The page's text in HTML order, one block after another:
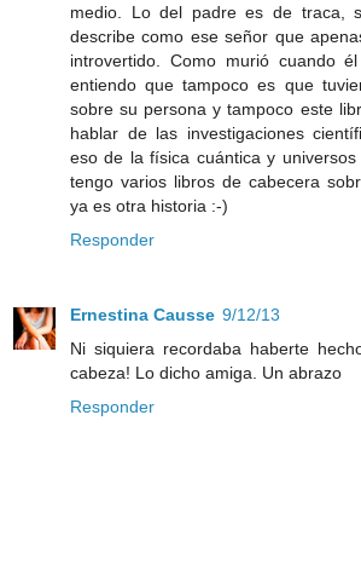
medio. Lo del padre es de traca,
describe como ese señor que
introvertido. Como murió cuando
entiendo que tampoco es que
sobre su persona y tampoco este
hablar de las investigaciones
eso de la física cuántica y universos
tengo varios libros de cabecera
ya es otra historia :-)
Responder
Ernestina Causse 9/12/13
Ni siquiera recordaba haberte
cabeza! Lo dicho amiga. Un abrazo
Responder